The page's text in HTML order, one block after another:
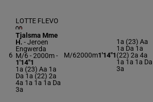
6
LOTTE FLEVO
Tjalsma Mme
H. -Jeroen
Engwerda
M/6 - 2000m-
1'14"1
1a (23) Aa 1a
Da 1a (22) 2a
4a 1a 1a 1a Da
3a
M/62000m1'14"1
1a (23) Aa
1a Da 1a
(22) 2a 4a
1a 1a 1a Da
3a